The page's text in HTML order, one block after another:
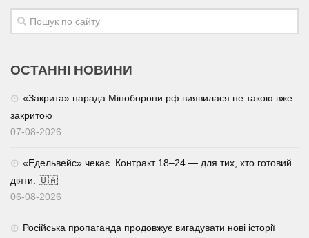
ОСТАННІ НОВИНИ
«Закрита» нарада Міноборони рф виявилася не такою вже
закритою
07-08-2026
«Едельвейс» чекає. Контракт 18–24 — для тих, хто готовий
діяти. 🇺🇦
06-08-2026
Російська пропаганда продовжує вигадувати нові історії